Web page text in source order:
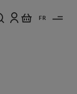
FR